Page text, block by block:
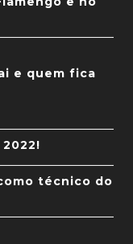
e quem fica
técnico do